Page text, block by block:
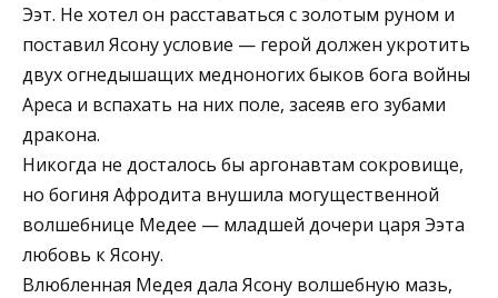
Ээт. Не хотел он расста­ваться с золотым руном и
поставил Ясону условие — герой должен укро­тить
двух огнедышащих медноногих быков бога войны
Ареса и вспахать на них поле, засеяв его зубами
дракона.
Никогда не досталось бы аргонавтам сокровище,
но богиня Афродита вну­шила могущественной
волшебнице Медее — младшей дочери царя Ээта
любовь к Ясону.
Влюбленная Медея дала Ясону волшебную мазь,